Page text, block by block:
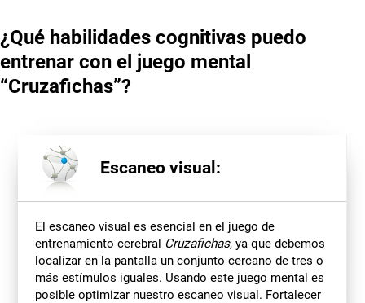
¿Qué habilidades cognitivas puedo
entrenar con el juego mental
“Cruzafichas”?
Escaneo visual:
El escaneo visual es esencial en el juego de
entrenamiento cerebral Cruzafichas, ya que debemos
localizar en la pantalla un conjunto cercano de tres o
más estímulos iguales. Usando este juego mental es
posible optimizar nuestro escaneo visual. Fortalecer